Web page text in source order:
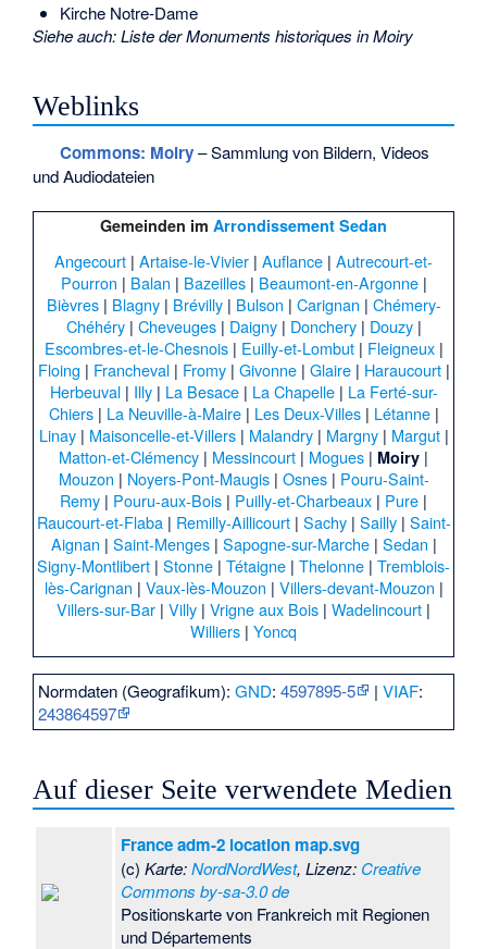
Kirche Notre-Dame
Siehe auch:Liste der Monuments historiques in Moiry
Weblinks
Commons: Moiry– Sammlung von Bildern, Videos
und Audiodateien
Gemeinden im Arrondissement Sedan
Angecourt | Artaise-le-Vivier | Auflance | Autrecourt-et-
Pourron | Balan | Bazeilles| Beaumont-en-Argonne|
Bièvres| Blagny| Brévilly| Bulson | Carignan | Chémery-
Chéhéry| Cheveuges| Daigny| Donchery| Douzy|
Escombres-et-le-Chesnois| Euilly-et-Lombut| Fleigneux|
Floing | Francheval| Fromy| Givonne| Glaire| Haraucourt|
Herbeuval| Illy| La Besace| La Chapelle| La Ferté-sur-
Chiers| La Neuville-à-Maire| Les Deux-Villes| Létanne|
Linay| Maisoncelle-et-Villers| Malandry| Margny| Margut|
Matton-et-Clémency | Messincourt | Mogues | Moiry |
Mouzon | Noyers-Pont-Maugis| Osnes| Pouru-Saint-
Remy | Pouru-aux-Bois | Puilly-et-Charbeaux | Pure |
Raucourt-et-Flaba| Remilly-Aillicourt| Sachy| Sailly| Saint-
Aignan | Saint-Menges| Sapogne-sur-Marche| Sedan |
Signy-Montlibert | Stonne | Tétaigne | Thelonne | Tremblois-
lès-Carignan | Vaux-lès-Mouzon | Villers-devant-Mouzon |
Villers-sur-Bar | Villy | Vrigne aux Bois | Wadelincourt |
Williers | Yoncq
Normdaten (Geografikum):GND:4597895-5 |VIAF:
243864597
Auf dieser Seite verwendete Medien
France adm-2 location map.svg
(c)Karte:NordNordWest, Lizenz: Creative
Commons by-sa-3.0 de
Positionskarte von Frankreich mit Regionen
und Départements